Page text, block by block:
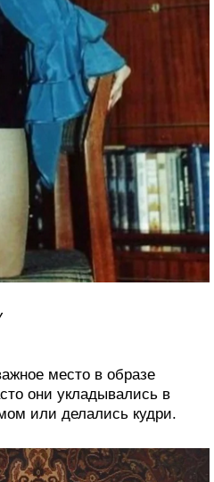
место в образе
они укладывались в
или делались кудри.